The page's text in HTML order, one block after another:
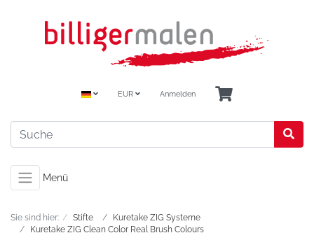
EUR Anmelden
Menü
Sie sind hier: Stifte
Kuretake ZIG Systeme
Kuretake ZIG Clean Color Real Brush Colours